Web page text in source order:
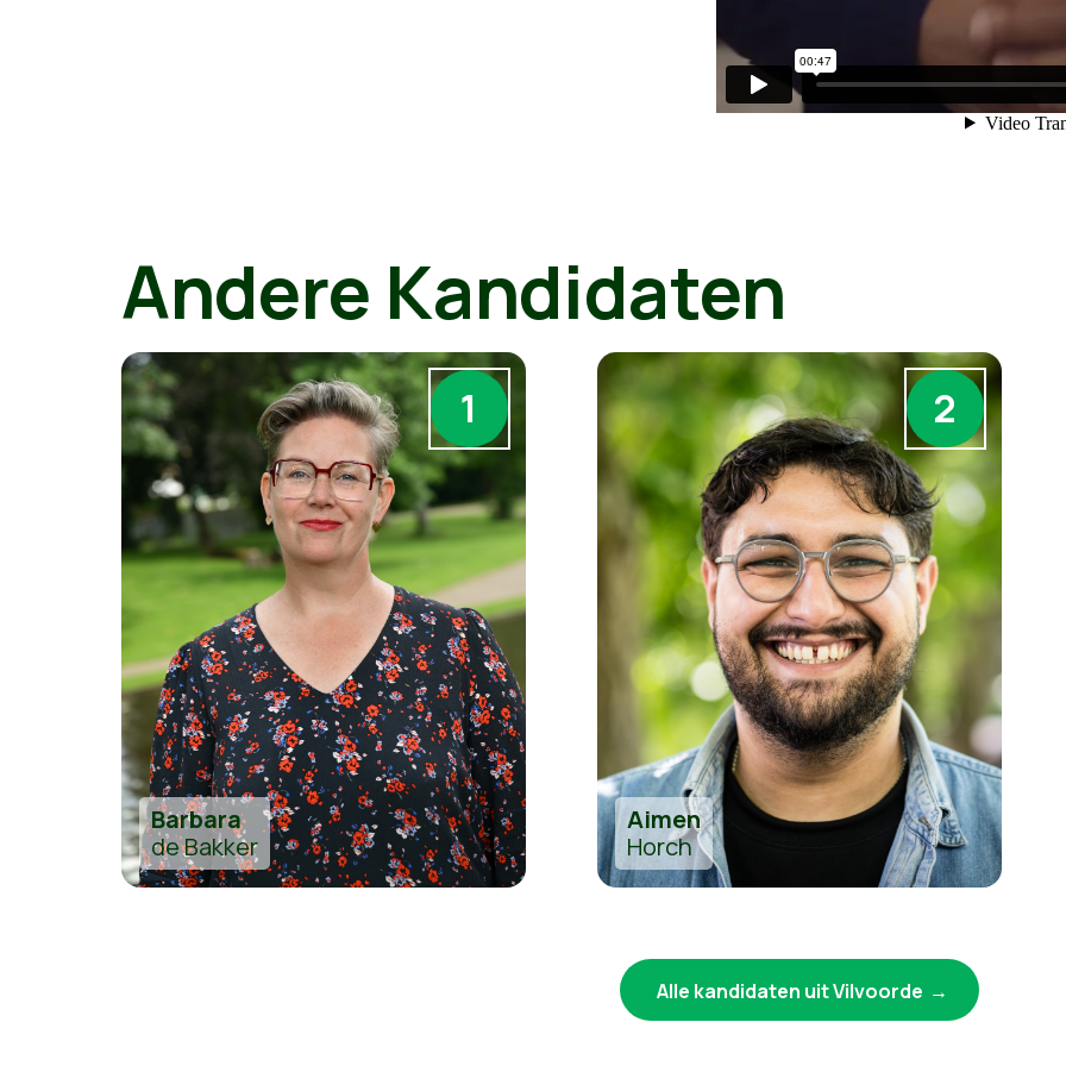
Andere Kandidaten
1
Barbara
de Bakker
2
Aimen
Horch
Alle kandidaten uit Vilvoorde